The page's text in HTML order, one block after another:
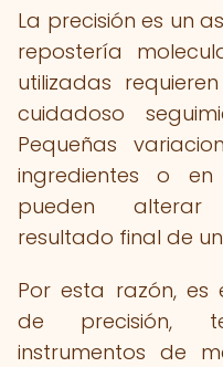
La precisión es un
repostería
utilizadas
cuidadoso
Pequeñas
ingredientes o
pueden alterar
resultado final de
Por esta razón, es
de precisión,
instrumentos de